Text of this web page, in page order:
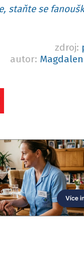
staňte se
zdroj:
autor: